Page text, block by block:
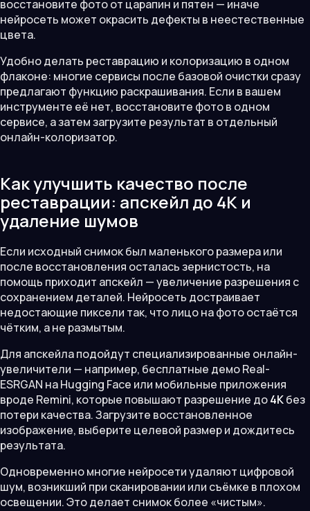
восстановите фото от царапин и пятен — иначе
нейросеть может окрасить дефекты в неестественные
цвета.
Удобно делать реставрацию и колоризацию в одном
флаконе: многие сервисы после базовой очистки сразу
предлагают функцию раскрашивания. Если в вашем
инструменте её нет, восстановите фото в одном
сервисе, а затем загрузите результат в отдельный
онлайн-колоризатор.
Как улучшить качество после
реставрации: апскейл до 4K и
удаление шумов
Если исходный снимок был маленького размера или
после восстановления осталась зернистость, на
помощь приходит апскейл — увеличение разрешения с
сохранением деталей. Нейросеть достраивает
недостающие пиксели так, что лицо на фото остаётся
чётким, а не размытым.
Для апскейла подойдут специализированные онлайн-
увеличители — например, бесплатные демо Real-
ESRGAN на Hugging Face или мобильные приложения
вроде Remini, которые повышают разрешение до4Kбез
потери качества. Загрузите восстановленное
изображение, выберите целевой размер и дождитесь
результата.
Одновременно многие нейросети удаляют цифровой
шум, возникший при сканировании или съёмке в плохом
освещении. Это делает снимок более «чистым».